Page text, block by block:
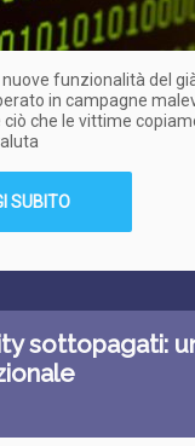
funzionalità del
in campagne
che le vittime
SUBITO
sottopagati: